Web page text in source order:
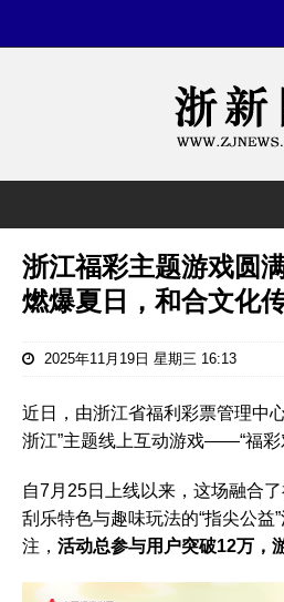
浙江福彩主题游戏圆
燃爆夏日，和合文化
2025年11月19日 星期三 16:13
近日，由浙江省福利彩票管理中
浙江”主题线上互动游戏——“福彩
自7月25日上线以来，这场融合了
刮乐特色与趣味玩法的“指尖公益
注， 活动总参与用户突破12万，